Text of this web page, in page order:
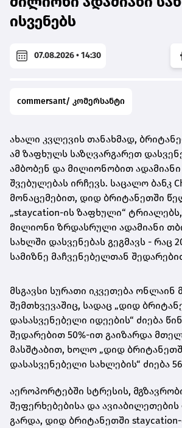
ისვენებს
07.08.2026 • 14:30
commersant/ კომერსანტი
ახალი კვლევის თანახმად,
ამ ზაფხულს საზღვარგარეთ
ამბობენ და მილიონობით
შვებულებას ირჩევს. საცალო ბანკ
მონაცემებით, დიდ ბრიტანეთში
„staycation-ის ზაფხული“ ტრიალებს,
მილიონი ზრდასრული ადამიანი
სახლში დასვენებას გეგმავს - რაც
სამიზნე მაჩვენებელთან
მსგავსი სურათი იკვეთება ონლაინ
შემთხვევაშიც, სადაც „დიდ
დასასვენებელი იდეების“ ძიება
შედარებით 50%-ით გაიზარდა
მასშტაბით, ხოლო „დიდ
დასასვენებელი სახლების“ ძიება
აეროპორტებში სტრესის,
შეფერხებებისა და
გარდა, დიდ ბრიტანეთში